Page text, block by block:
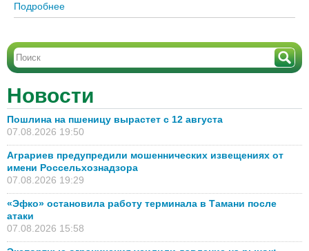
Подробнее
Мнение селекционера Николая Гурского [+ВИДЕО]
Новости
Пошлина на пшеницу вырастет с 12 августа
07.08.2026 19:50
Аграриев предупредили мошеннических извещениях от
имени Россельхознадзора
07.08.2026 19:29
«Эфко» остановила работу терминала в Тамани после
атаки
07.08.2026 15:58